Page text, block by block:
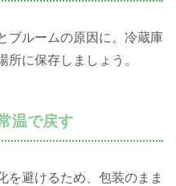
ブルームの原因に。冷蔵庫
に保存しましょう。
温で戻す
を避けるため、包装のまま